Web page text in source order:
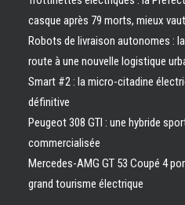
casque après 79 morts, mieux
Robots de livraison autonomes :
route à une nouvelle logistique
Smart #2 : la micro-citadine
définitive
Peugeot 308 GTI : une hybride
commercialisée
Mercedes-AMG GT 53 Coupé 4
grand tourisme électrique